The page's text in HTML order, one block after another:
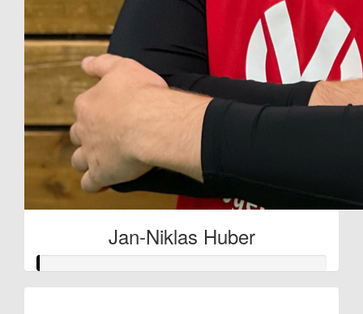
Jan-Niklas Huber